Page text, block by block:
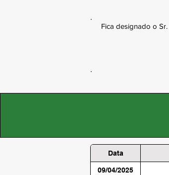
Fica designado o Sr.
Data
09/04/2025